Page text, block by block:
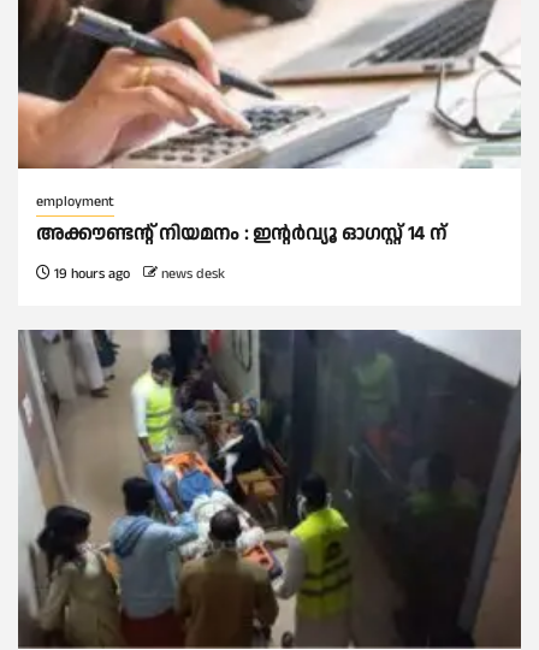
employment
അക്കൗണ്ടന്റ് നിയമനം : ഇൻ്റർവ്യൂ ഓഗസ്റ്റ് 14 ന്
19 hours ago news desk